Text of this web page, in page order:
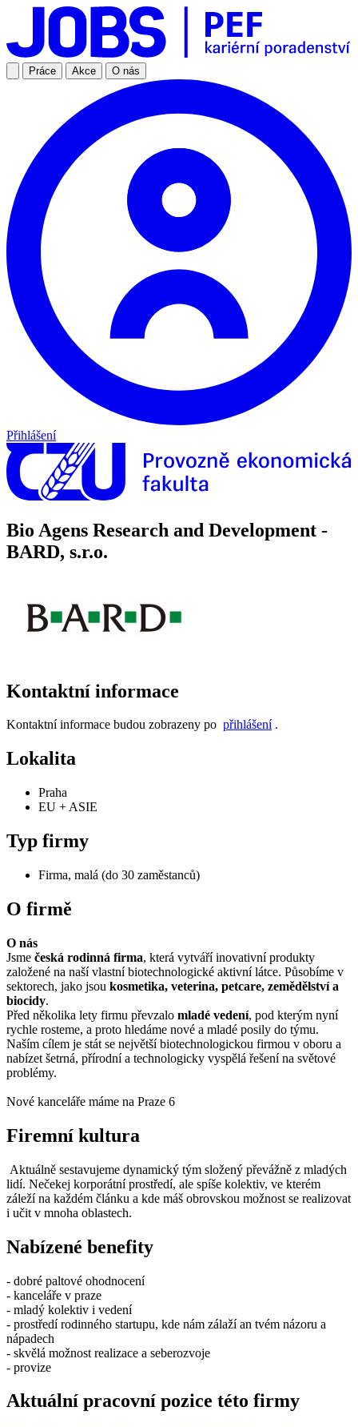
Práce Akce O nás
Přihlášení
Bio Agens Research and Development -
BARD, s.r.o.
Kontaktní informace
Kontaktní informace budou zobrazeny po přihlášení.
Lokalita
Praha
EU + ASIE
Typ firmy
Firma, malá (do 30 zaměstanců)
O firmě
O nás
Jsme česká rodinná firma, která vytváří inovativní produkty
založené na naší vlastní biotechnologické aktivní látce. Působíme v
sektorech, jako jsou kosmetika, veterina, petcare, zemědělství a
biocidy.
Před několika lety firmu převzalo mladé vedení, pod kterým nyní
rychle rosteme, a proto hledáme nové a mladé posily do týmu.
Naším cílem je stát se největší biotechnologickou firmou v oboru a
nabízet šetrná, přírodní a technologicky vyspělá řešení na světové
problémy.
Nové kanceláře máme na Praze 6
Firemní kultura
Aktuálně sestavujeme dynamický tým složený převážně z mladých
lidí. Nečekej korporátní prostředí, ale spíše kolektiv, ve kterém
záleží na každém článku a kde máš obrovskou možnost se realizovat
i učit v mnoha oblastech.
Nabízené benefity
- dobré paltové ohodnocení
- kanceláře v praze
- mladý kolektiv i vedení
- prostředí rodinného startupu, kde nám zálaží an tvém názoru a
nápadech
- skvělá možnost realizace a seberozvoje
- provize
Aktuální pracovní pozice této firmy